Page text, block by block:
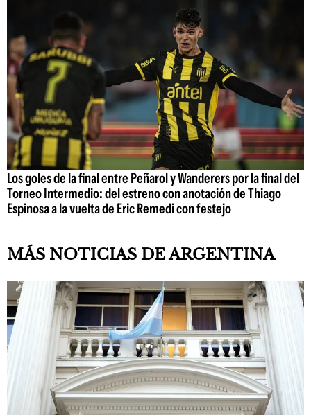
Los goles de la final entre Peñarol y Wanderers por la final del
Torneo Intermedio: del estreno con anotación de Thiago
Espinosa a la vuelta de Eric Remedi con festejo
MÁS NOTICIAS DE ARGENTINA